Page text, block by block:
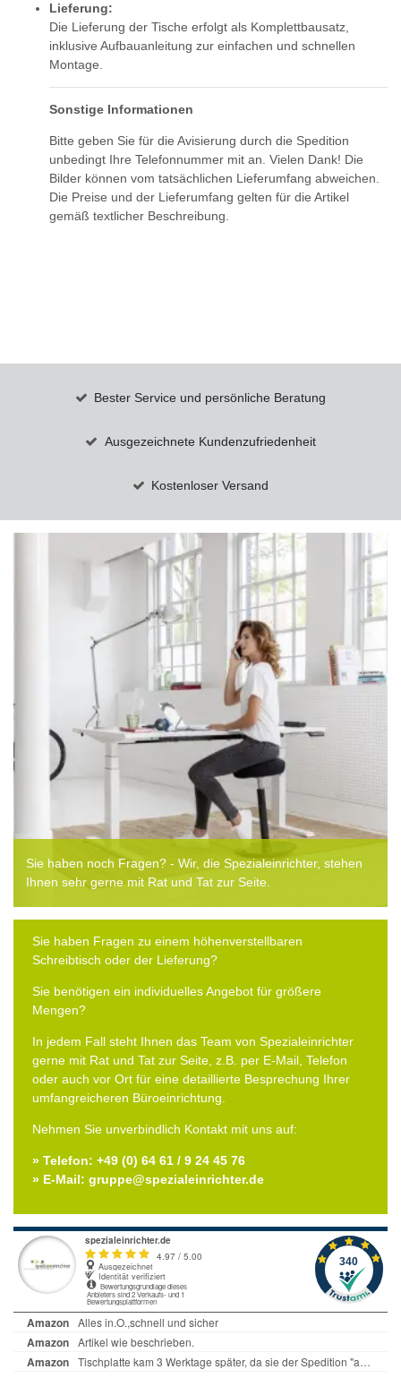
Lieferung:
Die Lieferung der Tische erfolgt als Komplettbausatz,
inklusive Aufbauanleitung zur einfachen und schnellen
Montage.
Sonstige Informationen
Bitte geben Sie für die Avisierung durch die Spedition
unbedingt Ihre Telefonnummer mit an. Vielen Dank! Die
Bilder können vom tatsächlichen Lieferumfang abweichen.
Die Preise und der Lieferumfang gelten für die Artikel
gemäß textlicher Beschreibung.
Bester Service und persönliche Beratung
Ausgezeichnete Kundenzufriedenheit
Kostenloser Versand
Sie haben noch Fragen? - Wir, die Spezialeinrichter, stehen
Ihnen sehr gerne mit Rat und Tat zur Seite.
Sie haben Fragen zu einem höhenverstellbaren
Schreibtisch oder der Lieferung?
Sie benötigen ein individuelles Angebot für größere
Mengen?
In jedem Fall steht Ihnen das Team von Spezialeinrichter
gerne mit Rat und Tat zur Seite, z.B. per E-Mail, Telefon
oder auch vor Ort für eine detaillierte Besprechung Ihrer
umfangreicheren Büroeinrichtung.
Nehmen Sie unverbindlich Kontakt mit uns auf:
» Telefon: +49 (0) 64 61 / 9 24 45 76
» E-Mail: gruppe@spezialeinrichter.de